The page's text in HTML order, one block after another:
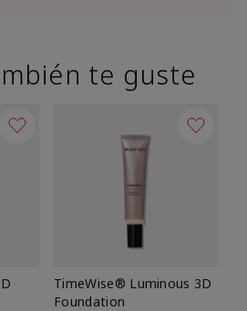
te guste
TimeWise® Luminous 3D
Foundation